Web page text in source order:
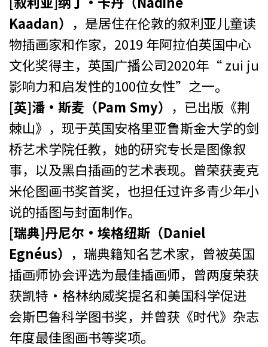
Kaadan） ，是居住在伦敦的叙利亚儿童读
物插画家和作家，2019 年阿拉伯英国中心
文化奖得主，英国广播公司2020年“ zui ju
影响力和启发性的100位女性”之一。
[英]潘·斯麦（Pam Smy） ，已出版《荆
棘山》，现于英国安格里亚鲁斯金大学的剑
桥艺术学院任教，她的研究专长是图像叙
事，以及黑白插画的艺术表现。曾荣获麦克
米伦图画书奖首奖，也担任过许多青少年小
说的插图与封面制作。
[瑞典]丹尼尔·埃格纽斯（Daniel
Egnéus） ，瑞典籍知名艺术家，曾被英国
插画师协会评选为最佳插画师，曾两度荣获
获凯特·格林纳威奖提名和美国科学促进
会斯巴鲁科学图书奖，并曾获《时代》杂志
年度最佳图画书等奖项。